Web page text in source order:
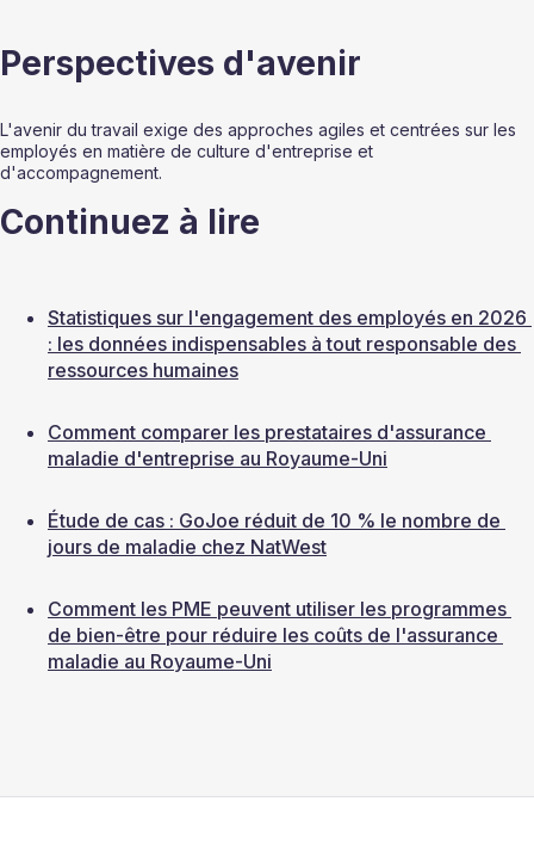
Perspectives d'avenir
L'avenir du travail exige des approches agiles et centrées sur les
employés en matière de culture d'entreprise et
d'accompagnement.
Continuez à lire
Statistiques sur l'engagement des employés en 2026
: les données indispensables à tout responsable des
ressources humaines
Comment comparer les prestataires d'assurance
maladie d'entreprise au Royaume-Uni
Étude de cas : GoJoe réduit de 10 % le nombre de
jours de maladie chez NatWest
Comment les PME peuvent utiliser les programmes
de bien-être pour réduire les coûts de l'assurance
maladie au Royaume-Uni